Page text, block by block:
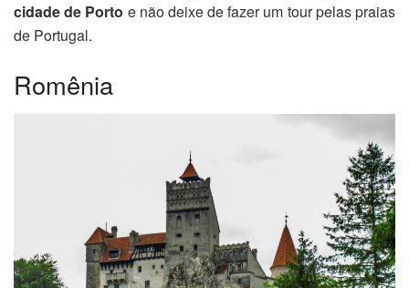
cidade de Porto e não deixe de fazer um tour pelas praias
de Portugal.
Romênia